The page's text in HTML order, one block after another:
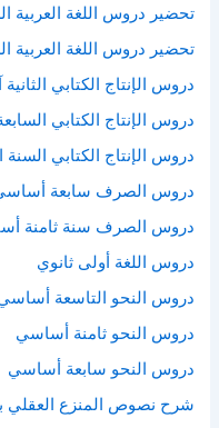
تحضير دروس اللغة العربية
تحضير دروس اللغة العربية
دروس الإنتاج الكتابي
دروس الإنتاج الكتابي
دروس الإنتاج الكتابي
دروس الصرف سابعة
دروس الصرف سنة ثامنة
دروس اللغة أولى ثانوي
دروس النحو التاسعة
دروس النحو ثامنة أساسي
دروس النحو سابعة أساسي
شرح نصوص المنزع العقلي